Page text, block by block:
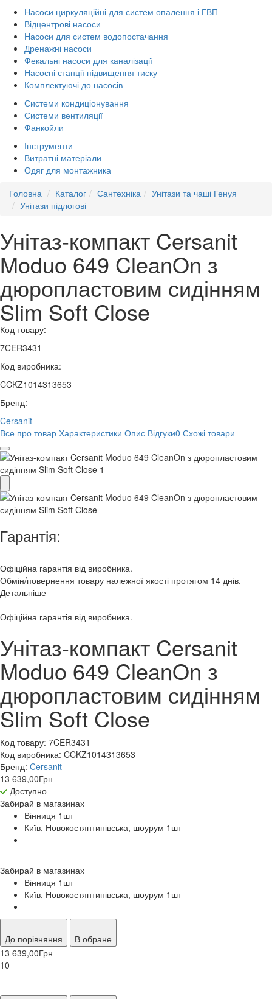
Насоси циркуляційні для систем опалення і ГВП
Відцентрові насоси
Насоси для систем водопостачання
Дренажні насоси
Фекальні насоси для каналізації
Насосні станції підвищення тиску
Комплектуючі до насосів
Системи кондиціонування
Системи вентиляції
Фанкойли
Інструменти
Витратні матеріали
Одяг для монтажника
Головна
Каталог Сантехніка
Унітази та чаші Генуя
Унітази підлогові
​Унітаз-компакт Cersanit
Moduo 649 CleanOn з
дюропластовим сидінням
Slim Soft Close
Код товару:
7CER3431
Код виробника:
CCKZ1014313653
Бренд:
Cersanit
Все про товар Характеристики Опис Відгуки0 Схожі товари
Гарантія:
Офіційна гарантія від виробника.
Обмін/повернення товару належної якості протягом 14 днів.
Детальніше
Офіційна гарантія від виробника.
​Унітаз-компакт Cersanit
Moduo 649 CleanOn з
дюропластовим сидінням
Slim Soft Close
Код товару: 7CER3431
Код виробника: CCKZ1014313653
Бренд: Cersanit
13 639,00Грн
Доступно
Забирай в магазинах
Вінниця 1 шт
Київ, Новокостянтинівська, шоурум 1 шт
Забирай в магазинах
Вінниця 1 шт
Київ, Новокостянтинівська, шоурум 1 шт
До порівняння
В обране
13 639,00Грн
10